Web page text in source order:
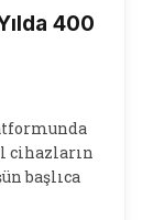
400
cihazların
başlıca